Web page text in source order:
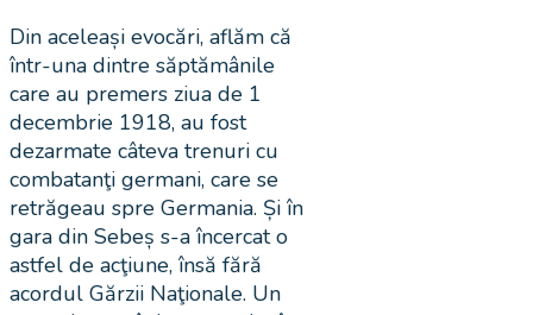
Din aceleași evocări, aflăm că
într-una dintre săptămânile
care au premers ziua de 1
decembrie 1918, au fost
dezarmate câteva trenuri cu
combatanţi germani, care se
retrăgeau spre Germania. Și în
gara din Sebeș s-a încercat o
astfel de acţiune, însă fără
acordul Gărzii Naţionale. Un